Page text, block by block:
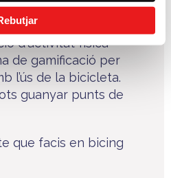
per iOS i Android,
saludables i sostenibles
d'activitat física
de gamificació per
l’ús de la bicicleta.
guanyar punts de
que facis en bicing